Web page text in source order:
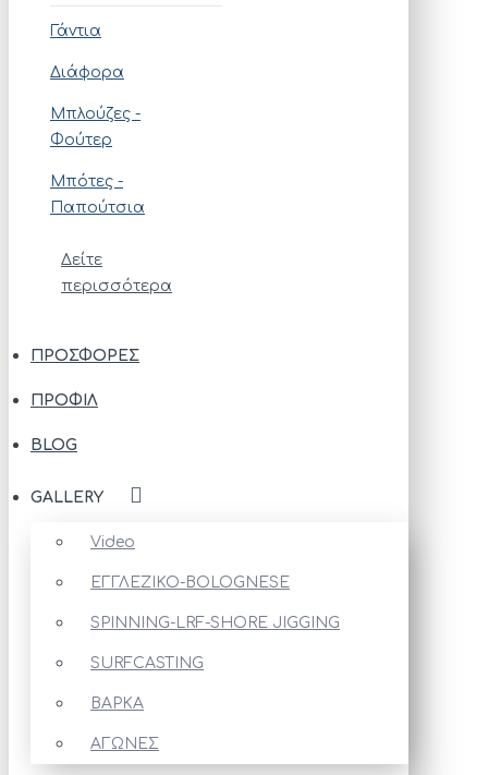
Γάντια
Διάφορα
Μπλούζες -
Φούτερ
Μπότες -
Παπούτσια
Δείτε
περισσότερα
ΠΡΟΣΦΟΡΈΣ
ΠΡΟΦΊΛ
BLOG
GALLERY
Video
ΕΓΓΛΕΖΙΚΟ-BOLOGNESE
SPINNING-LRF-SHORE JIGGING
SURFCASTING
ΒΑΡΚΑ
ΑΓΩΝΕΣ